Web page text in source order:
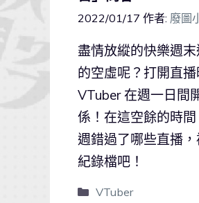
2022/01/17 作者: 廢圖
盡情放縱的快樂週
的空虛呢？打開直
VTuber 在週一日間
係！在這空餘的時
週錯過了哪些直播
紀錄檔吧！
VTuber